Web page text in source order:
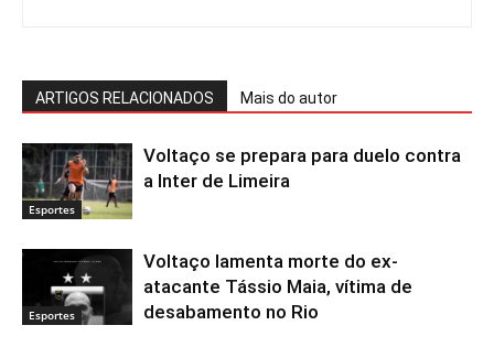
ARTIGOS RELACIONADOS Mais do autor
Esportes
Voltaço se prepara para duelo contra
a Inter de Limeira
Esportes
Voltaço lamenta morte do ex-
atacante Tássio Maia, vítima de
desabamento no Rio